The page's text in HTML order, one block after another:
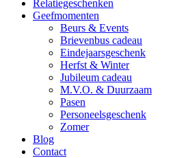
Relatiegeschenken
Geefmomenten
Beurs & Events
Brievenbus cadeau
Eindejaarsgeschenk
Herfst & Winter
Jubileum cadeau
M.V.O. & Duurzaam
Pasen
Personeelsgeschenk
Zomer
Blog
Contact